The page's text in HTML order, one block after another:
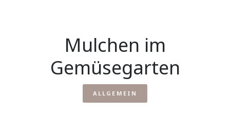
Mulchen im
Gemüsegarten
ALLGEMEIN